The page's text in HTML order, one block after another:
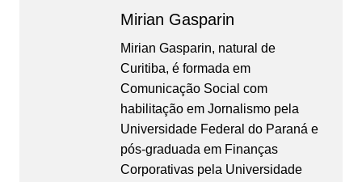
Mirian Gasparin
Mirian Gasparin, natural de
Curitiba, é formada em
Comunicação Social com
habilitação em Jornalismo pela
Universidade Federal do Paraná e
pós-graduada em Finanças
Corporativas pela Universidade